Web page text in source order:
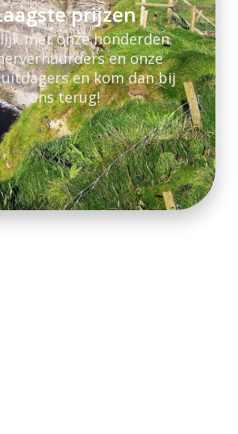
prijzen
met onze honderden
en onze
en kom dan bij
ons terug!